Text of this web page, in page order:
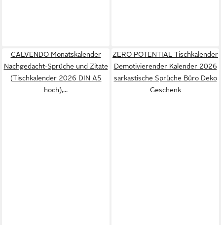
CALVENDO Monatskalender
Nachgedacht-Sprüche und Zitate
(Tischkalender 2026 DIN A5
hoch),...
ZERO POTENTIAL Tischkalender
Demotivierender Kalender 2026
sarkastische Sprüche Büro Deko
Geschenk